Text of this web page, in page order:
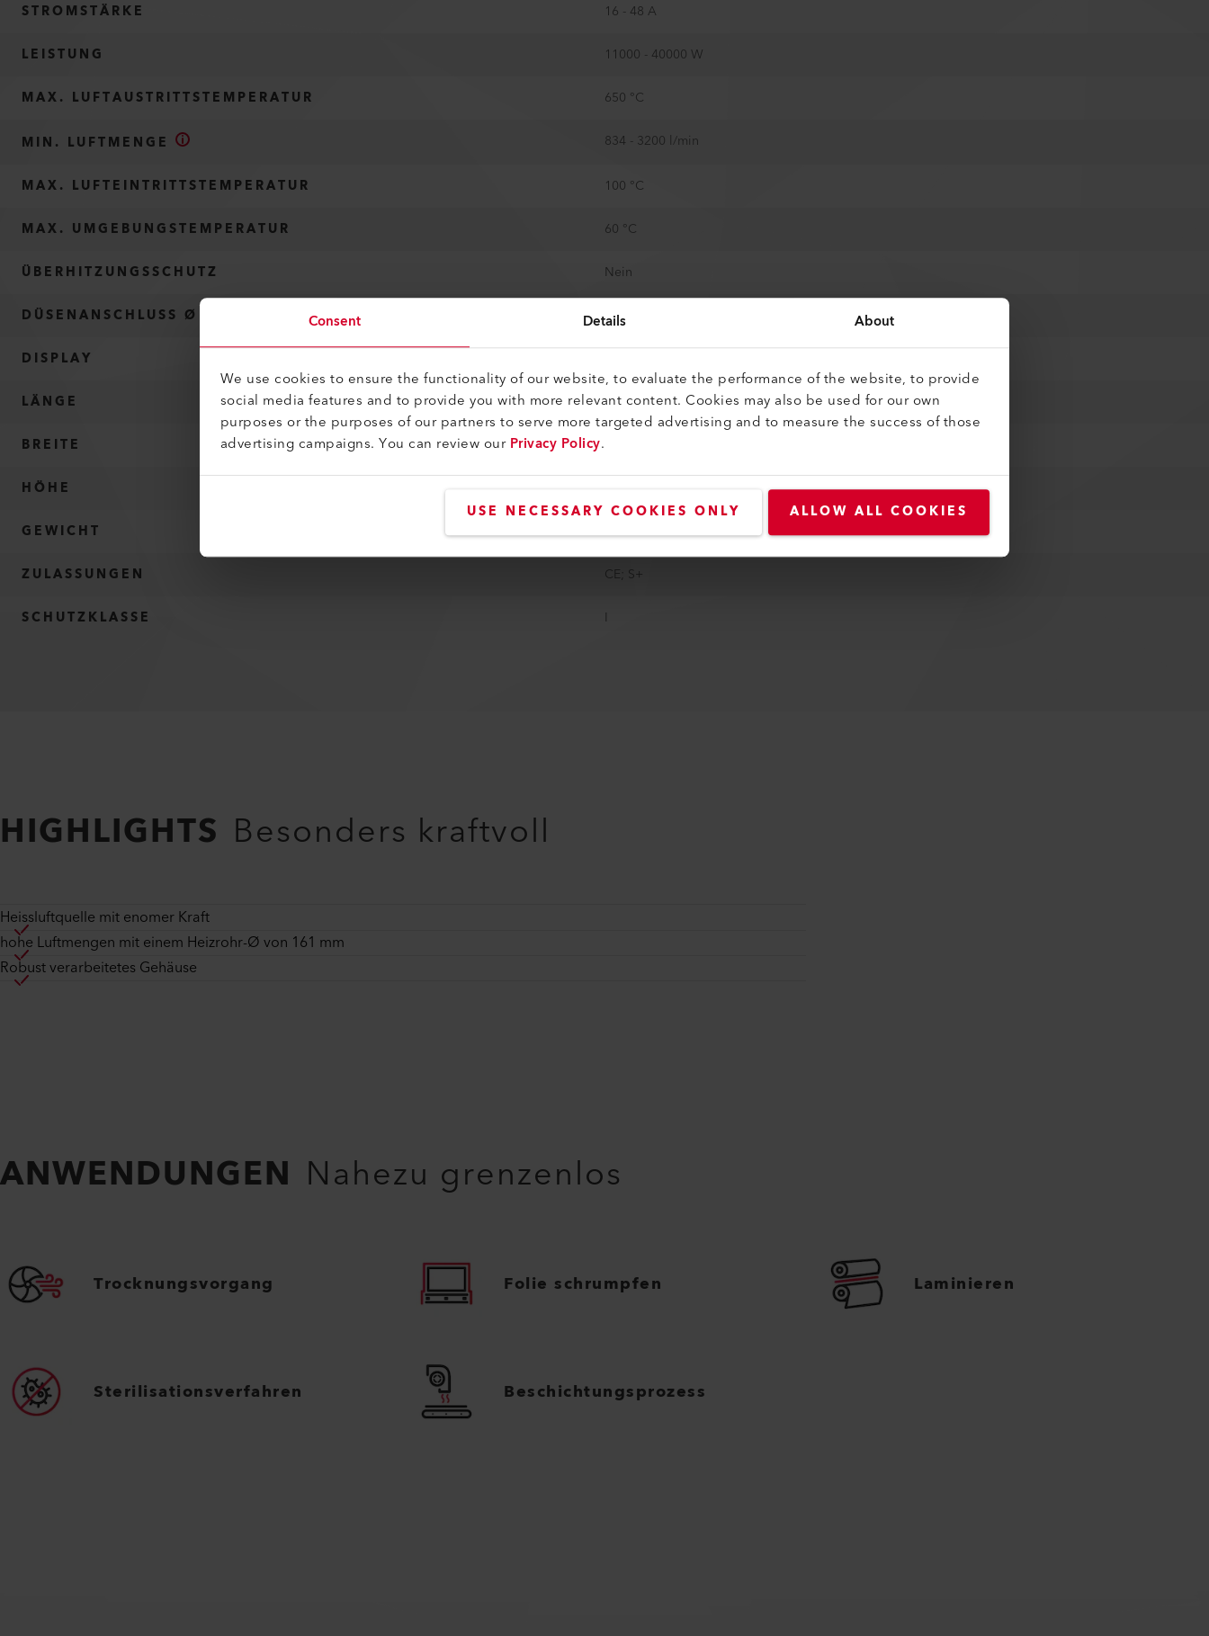
Consent Details About
We use cookies to ensure the functionality of our website, to evaluate the performance of the website, to provide
social media features and to provide you with more relevant content. Cookies may also be used for our own
purposes or the purposes of our partners to serve more targeted advertising and to measure the success of those
advertising campaigns. You can review ourPrivacy Policy.
USE NECESSARY COOKIES ONLY ALLOW ALL COOKIES
STROMSTÄRKE
16 - 48 A
LEISTUNG
11000 - 40000 W
MAX. LUFTAUSTRITTSTEMPERATUR
650 °C
MIN. LUFTMENGE 834 - 3200 l/min
MAX. LUFTEINTRITTSTEMPERATUR
100 °C
MAX. UMGEBUNGSTEMPERATUR
60 °C
ÜBERHITZUNGSSCHUTZ
Nein
DÜSENANSCHLUSS Ø
161 mm / 6.35 in
DISPLAY
LÄNGE
444 mm
BREITE
HÖHE
GEWICHT
13.5 kg
ZULASSUNGEN
CE; S+
SCHUTZKLASSE
I
HIGHLIGHTS Besonders kraftvoll
Heissluftquelle mit enomer Kraft
hohe Luftmengen mit einem Heizrohr-Ø von 161 mm
Robust verarbeitetes Gehäuse
ANWENDUNGEN Nahezu grenzenlos
Trocknungsvorgang Folie schrumpfen Laminieren
Sterilisationsverfahren Beschichtungsprozess